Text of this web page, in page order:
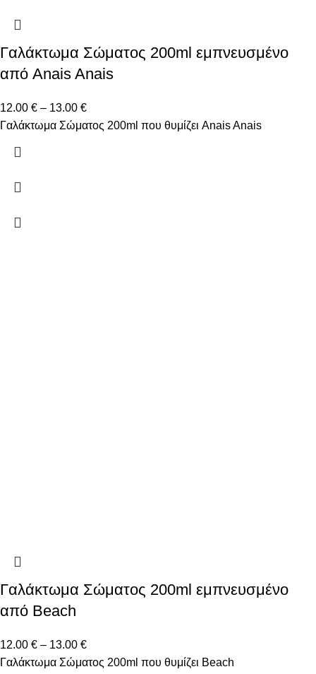
Γαλάκτωμα Σώματος 200ml εμπνευσμένο
από Anais Anais
12.00 € – 13.00 €
Γαλάκτωμα Σώματος 200ml που θυμίζει Anais Anais
Γαλάκτωμα Σώματος 200ml εμπνευσμένο
από Beach
12.00 € – 13.00 €
Γαλάκτωμα Σώματος 200ml που θυμίζει Beach